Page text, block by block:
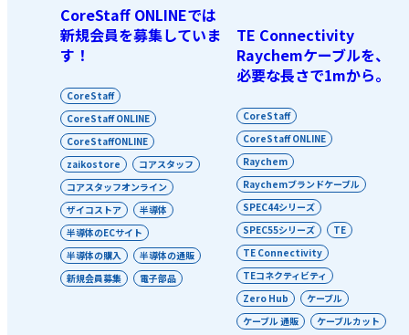
CoreStaff ONLINEでは
新規会員を募集していま
す！
CoreStaff
CoreStaff ONLINE
CoreStaffONLINE
zaikostore
コアスタッフ
コアスタッフオンライン
ザイコストア
半導体
半導体のECサイト
半導体の購入
半導体の通販
新規会員募集
電子部品
TE Connectivity
Raychemケーブルを、
必要な長さで1mから。
CoreStaff
CoreStaff ONLINE
Raychem
Raychemブランドケーブル
SPEC44シリーズ
SPEC55シリーズ
TE
TE Connectivity
TEコネクティビティ
Zero Hub
ケーブル
ケーブル 通販
ケーブルカット